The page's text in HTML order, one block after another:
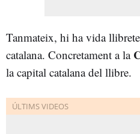
Tanmateix, hi ha vida
catalana. Concretament a la
la capital catalana del llibre.